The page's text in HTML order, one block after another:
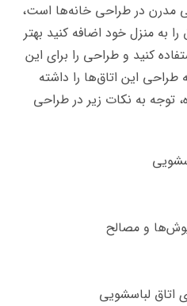
مدرن در طراحی خانه‌­ها است،
را به منزل خود اضافه کنید بهتر
کنید و طراحی را برای این
طراحی این اتاق‌­ها را داشته
توجه به نکات زیر در طراحی
و مصالح
اتاق لباس­شویی